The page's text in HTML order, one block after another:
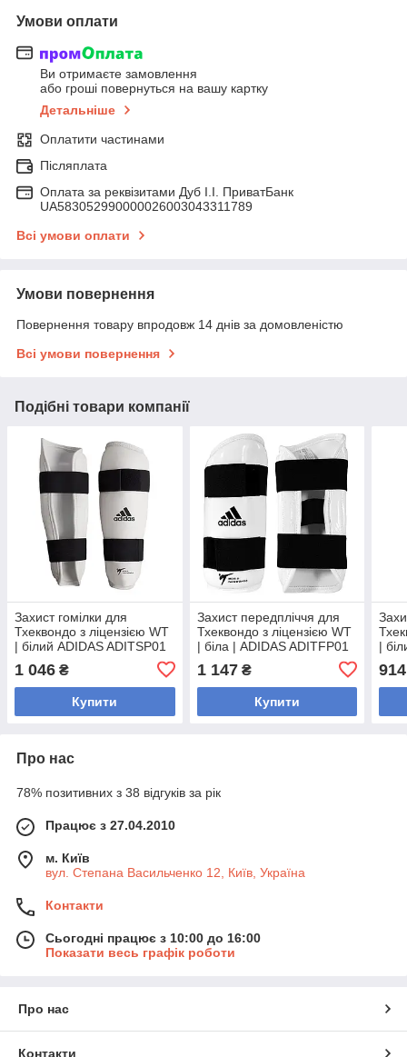
Умови оплати
Ви отримаєте замовлення
або гроші повернуться на вашу картку
Детальніше
Оплатити частинами
Післяплата
Оплата за реквізитами Дуб І.І. ПриватБанк
UA583052990000026003043311789
Всі умови оплати
Умови повернення
Повернення товару впродовж 14 днів за домовленістю
Всі умови повернення
Подібні товари компанії
Захист гомілки для
Тхеквондо з ліцензією WT
| білий ADIDAS ADITSP01
1 046 ₴
Купити
Захист передпліччя для
Тхеквондо з ліцензією WT
| біла | ADIDAS ADITFP01
1 147₴
Купити
|
914
Про нас
78% позитивних з 38 відгуків за рік
Працює з 27.04.2010
м. Київ
вул. Степана Васильченко 12, Київ, Україна
Контакти
Сьогодні працює з 10:00 до 16:00
Показати весь графік роботи
Про нас
Контакти